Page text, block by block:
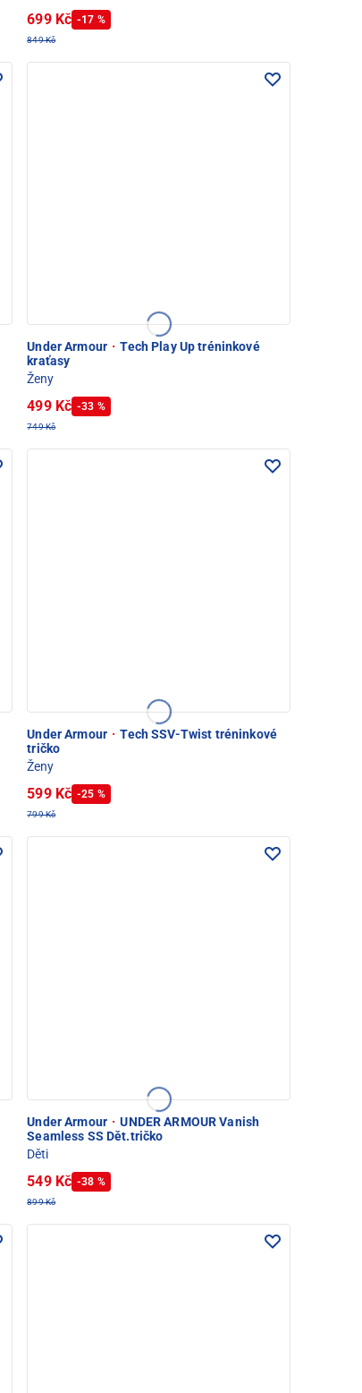
699 Kč -17 %
849 Kč
Under Armour · Tech Play Up tréninkové
kraťasy
Ženy
499 Kč -33 %
749 Kč
Under Armour · Tech SSV-Twist tréninkové
tričko
Ženy
599 Kč -25 %
799 Kč
Under Armour · UNDER ARMOUR Vanish
Seamless SS Dět.tričko
Děti
549 Kč -38 %
899 Kč